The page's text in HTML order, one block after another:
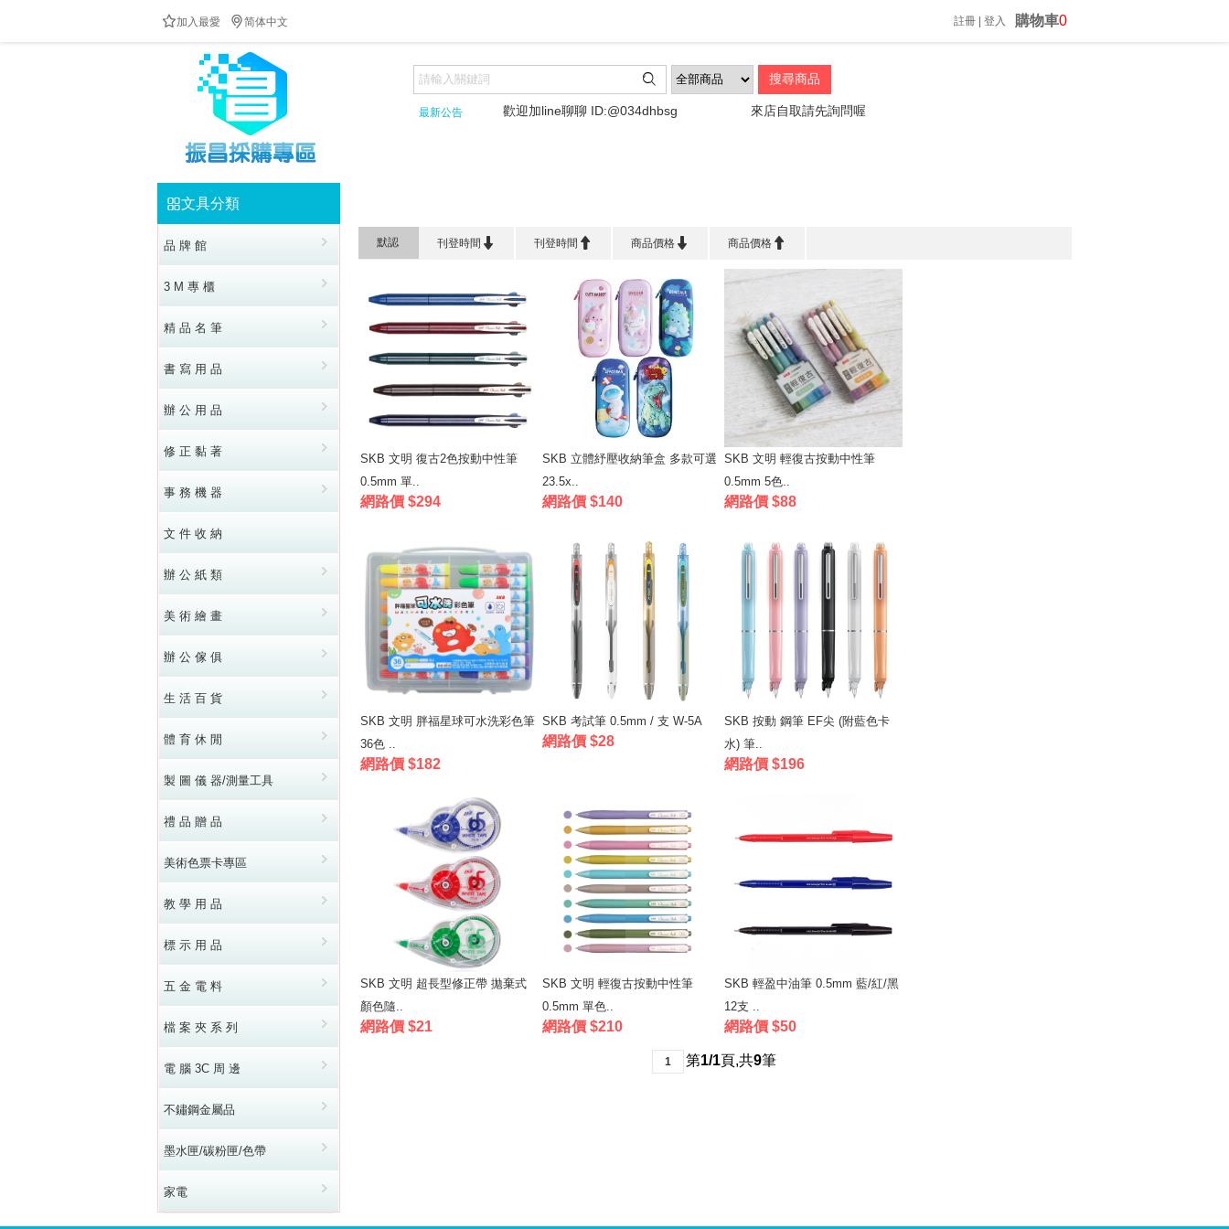
註冊 登入 購物車0
加入最愛 简体中文

最新公告 歡迎加line聊聊 ID:@034dhbsg 來店自取請先詢問喔
文具分類
品 牌 館
3 M 專 櫃
精 品 名 筆
書 寫 用 品
辦 公 用 品
修 正 黏 著
事 務 機 器
文 件 收 納
辦 公 紙 類
美 術 繪 畫
辦 公 傢 俱
生 活 百 貨
體 育 休 閒
製 圖 儀 器/測量工具
禮 品 贈 品
美術色票卡專區
教 學 用 品
標 示 用 品
五 金 電 料
檔 案 夾 系 列
電 腦 3C 周 邊
不鏽鋼金屬品
墨水匣/碳粉匣/色帶
家電
默認 刊登時間  刊登時間  商品價格  商品價格 
SKB 文明 復古2色按動中性筆
0.5mm 單..
網路價 $294
SKB 立體紓壓收納筆盒 多款可選
23.5x..
網路價 $140
SKB 文明 輕復古按動中性筆
0.5mm 5色..
網路價 $88
SKB 文明 胖福星球可水洗彩色筆
36色 ..
網路價 $182
SKB 考試筆 0.5mm / 支 W-5A
網路價 $28
SKB 按動 鋼筆 EF尖 (附藍色卡
水) 筆..
網路價 $196
SKB 文明 超長型修正帶 拋棄式
顏色隨..
網路價 $21
SKB 文明 輕復古按動中性筆
0.5mm 單色..
網路價 $210
SKB 輕盈中油筆 0.5mm 藍/紅/黑
12支 ..
網路價 $50
1 第1/1頁,共9筆